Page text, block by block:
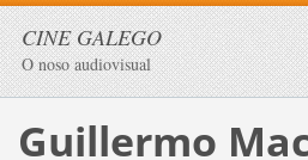
CINE GALEGO
O noso audiovisual
Guillermo